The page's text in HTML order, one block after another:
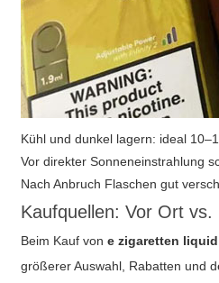
Kühl und dunkel lagern: ideal
Vor direkter Sonneneinstrahlung
Nach Anbruch Flaschen gut
Kaufquellen: Vor Ort vs.
Beim Kauf vone zigaretten liquid
größerer Auswahl, Rabatten und